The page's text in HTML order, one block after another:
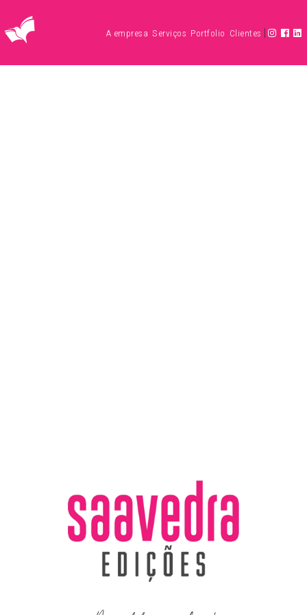
A empresa Serviços Portfolio Clientes |